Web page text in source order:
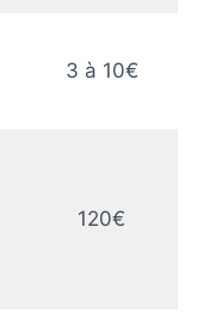
3 à 10€
120€